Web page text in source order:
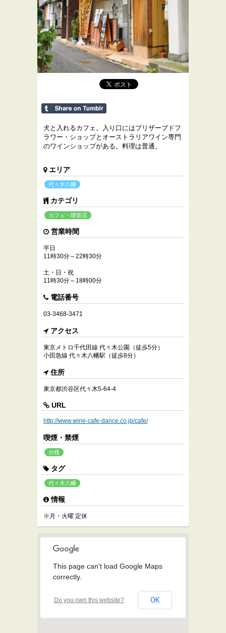
犬と入れるカフェ。入り口にはプリザーブドフ
ラワー・ショップとオーストラリアワイン専門
のワインショップがある。料理は普通。
エリア
代々木八幡
カテゴリ
カフェ・喫茶店
営業時間
平日
11時30分～22時30分
土・日・祝
11時30分～18時00分
電話番号
03-3468-3471
アクセス
東京メトロ千代田線 代々木公園（徒歩5分）
小田急線 代々木八幡駅（徒歩8分）
住所
東京都渋谷区代々木5-64-4
URL
http://www.wine-cafe-dance.co.jp/cafe/
喫煙・禁煙
分煙
タグ
代々木八幡
情報
※月・火曜 定休
This page can't load Google Maps
correctly.
Do you own this website? OK